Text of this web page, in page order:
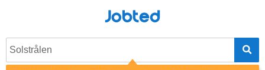
Jobted
Solstrålen